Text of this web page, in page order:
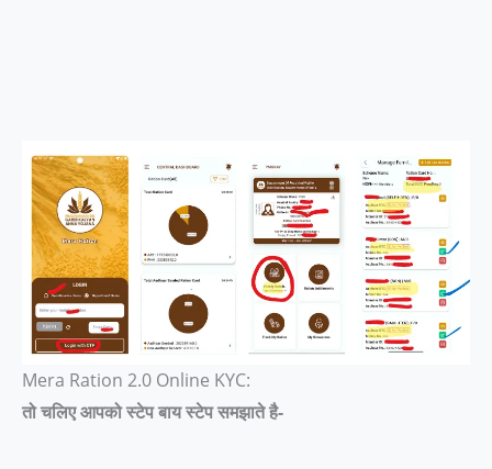
Mera Ration 2.0 Online KYC:
तो चलिए आपको स्टेप बाय स्टेप समझाते है-